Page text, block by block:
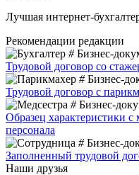
Лучшая интернет-
Рекомендации редакции
# Бизнес-
Трудовой договор со
# Бизнес-
Трудовой договор с
# Бизнес-
Образец характеристики
персонала
# Бизнес-
Заполненный трудовой
Наши друзья